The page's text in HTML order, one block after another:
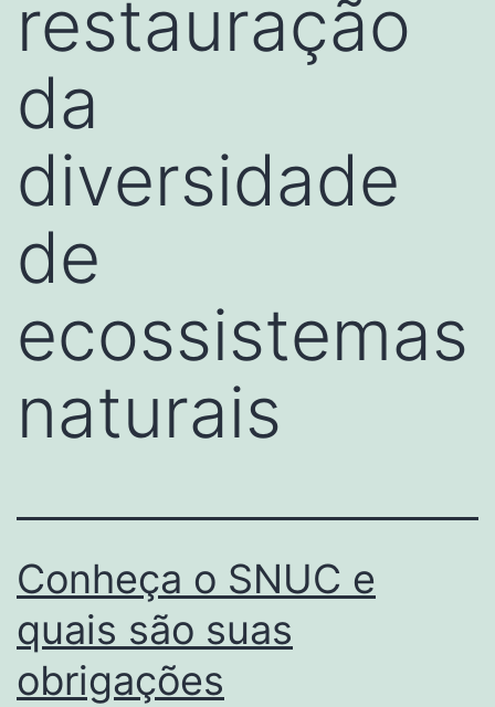
restauração
da
diversidade
de
ecossistemas
naturais
Conheça o SNUC e
quais são suas
obrigações